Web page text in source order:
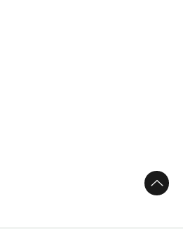
ページトップへ